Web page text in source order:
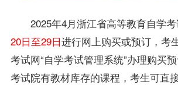
2025年4月浙江省高等教育自学
20日至29日进行网上购买或预订，考
考试网“自学考试管理系统”办理购买
考试院有教材库存的课程，考生可直